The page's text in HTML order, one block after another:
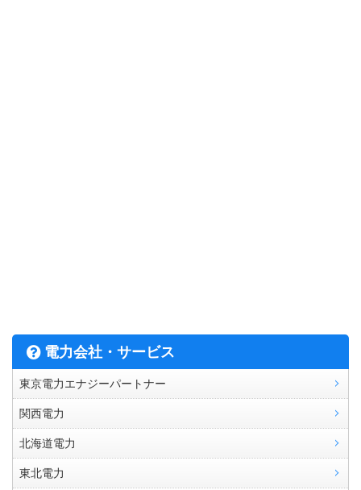
電力会社・サービス
東京電力エナジーパートナー
関西電力
北海道電力
東北電力